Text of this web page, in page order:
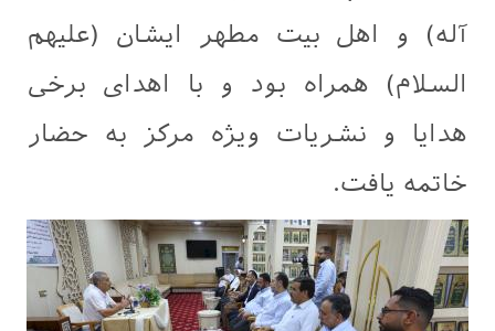
آله) و اهل بیت مطهر ایشان (علیهم
السلام) همراه بود و با اهدای برخی
هدایا و نشریات ویژه مرکز به حضار
خاتمه یافت.